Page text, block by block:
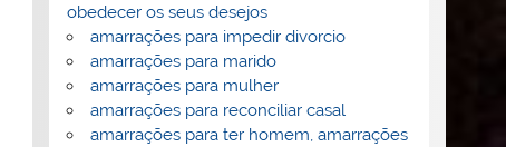
obedecer os seus desejos
amarrações para impedir divorcio
amarrações para marido
amarrações para mulher
amarrações para reconciliar casal
amarrações para ter homem, amarrações